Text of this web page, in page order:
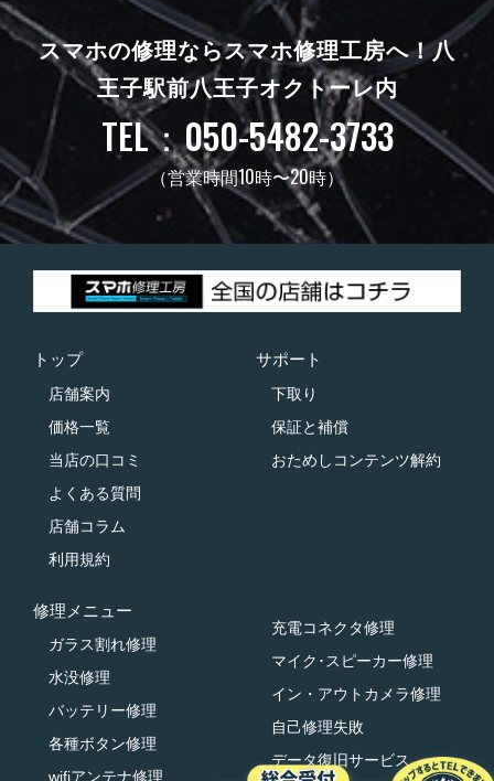
スマホの修理ならスマホ修理工房へ！八
王子駅前八王子オクトーレ内
TEL：050-5482-3733
（営業時間10時〜20時）
トップ
店舗案内
価格一覧
当店の口コミ
よくある質問
店舗コラム
利用規約
サポート
下取り
保証と補償
おためしコンテンツ解約
修理メニュー
ガラス割れ修理
水没修理
バッテリー修理
各種ボタン修理
wifiアンテナ修理
充電コネクタ修理
マイク･スピーカー修理
イン・アウトカメラ修理
自己修理失敗
データ復旧サービス